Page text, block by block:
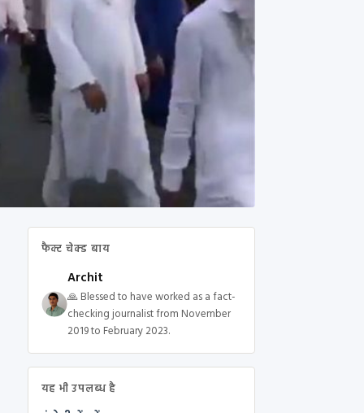
फैक्ट चेक्ड बाय
Archit
🙏 Blessed to have worked as a fact-
checking journalist from November
2019 to February 2023.
यह भी उपलब्ध है